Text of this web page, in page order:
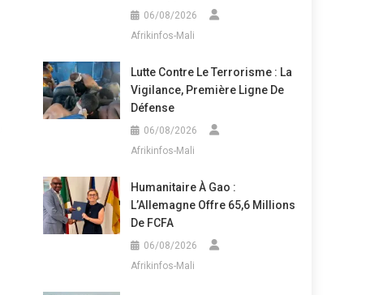
06/08/2026
Afrikinfos-Mali
Lutte Contre Le Terrorisme : La
Vigilance, Première Ligne De
Défense
06/08/2026
Afrikinfos-Mali
Humanitaire À Gao :
L’Allemagne Offre 65,6 Millions
De FCFA
06/08/2026
Afrikinfos-Mali